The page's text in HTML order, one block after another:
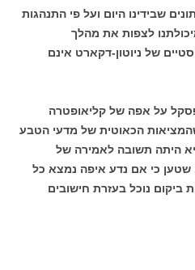
שבידינו היום ועל פי התנהגות
לצפות את מהלך
של ניוטון-דקארט אינם
על אפה של קליאופטרה
הכאוטית של מדעי הטבע
היתה תשובה לאמירה של
שטען כי אם נדע איפה נמצא כל
ביקום נוכל בעזרת חישובים